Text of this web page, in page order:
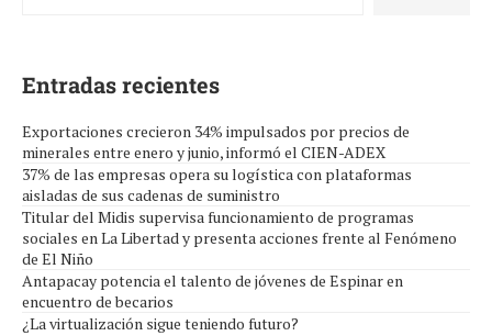
Entradas recientes
Exportaciones crecieron 34% impulsados por precios de
minerales entre enero y junio, informó el CIEN-ADEX
37% de las empresas opera su logística con plataformas
aisladas de sus cadenas de suministro
Titular del Midis supervisa funcionamiento de programas
sociales en La Libertad y presenta acciones frente al Fenómeno
de El Niño
Antapacay potencia el talento de jóvenes de Espinar en
encuentro de becarios
¿La virtualización sigue teniendo futuro?